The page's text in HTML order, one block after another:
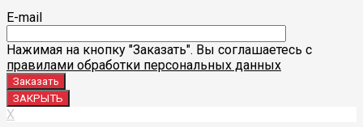
E-mail
Нажимая на кнопку "Заказать". Вы соглашаетесь с
правилами обработки персональных данных
ЗАКРЫТЬ
X